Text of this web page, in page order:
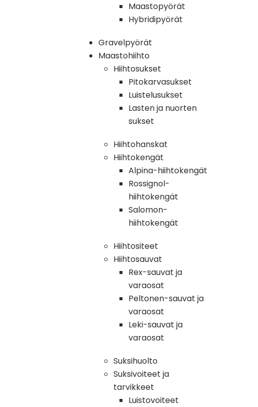
Maastopyörät
Hybridipyörät
Gravelpyörät
Maastohiihto
Hiihtosukset
Pitokarvasukset
Luistelusukset
Lasten ja nuorten
sukset
Hiihtohanskat
Hiihtokengät
Alpina-hiihtokengät
Rossignol-
hiihtokengät
Salomon-
hiihtokengät
Hiihtositeet
Hiihtosauvat
Rex-sauvat ja
varaosat
Peltonen-sauvat ja
varaosat
Leki-sauvat ja
varaosat
Suksihuolto
Suksivoiteet ja
tarvikkeet
Luistovoiteet